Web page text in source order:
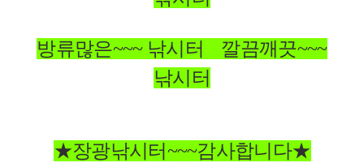
방류많은~~~ 낚시터 깔끔깨끗~~~
낚시터
★장광낚시터~~~감사합니다★